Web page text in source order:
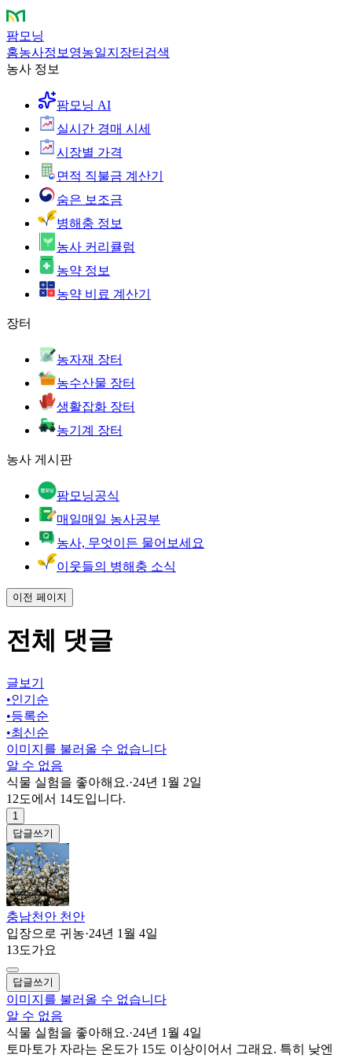
팜모닝
홈농사정보 영농일지 장터 검색
농사 정보
팜모닝 AI
실시간 경매 시세
시장별 가격
면적 직불금 계산기
숨은 보조금
병해충 정보
농사 커리큘럼
농약 정보
농약 비료 계산기
장터
농자재 장터
농수산물 장터
생활잡화 장터
농기계 장터
농사 게시판
팜모닝공식
매일매일 농사공부
농사, 무엇이든 물어보세요
이웃들의 병해충 소식
이전 페이지
전체 댓글
글보기
•인기순
•등록순
•최신순
이미지를 불러올 수 없습니다
알 수 없음
식물 실험을 좋아해요.·24년 1월 2일
12도에서 14도입니다.
1
답글쓰기
충남천안 천안
입장으로 귀농·24년 1월 4일
13도가요
답글쓰기
이미지를 불러올 수 없습니다
알 수 없음
식물 실험을 좋아해요.·24년 1월 4일
토마토가 자라는 온도가 15도 이상이어서 그래요. 특히 낮엔